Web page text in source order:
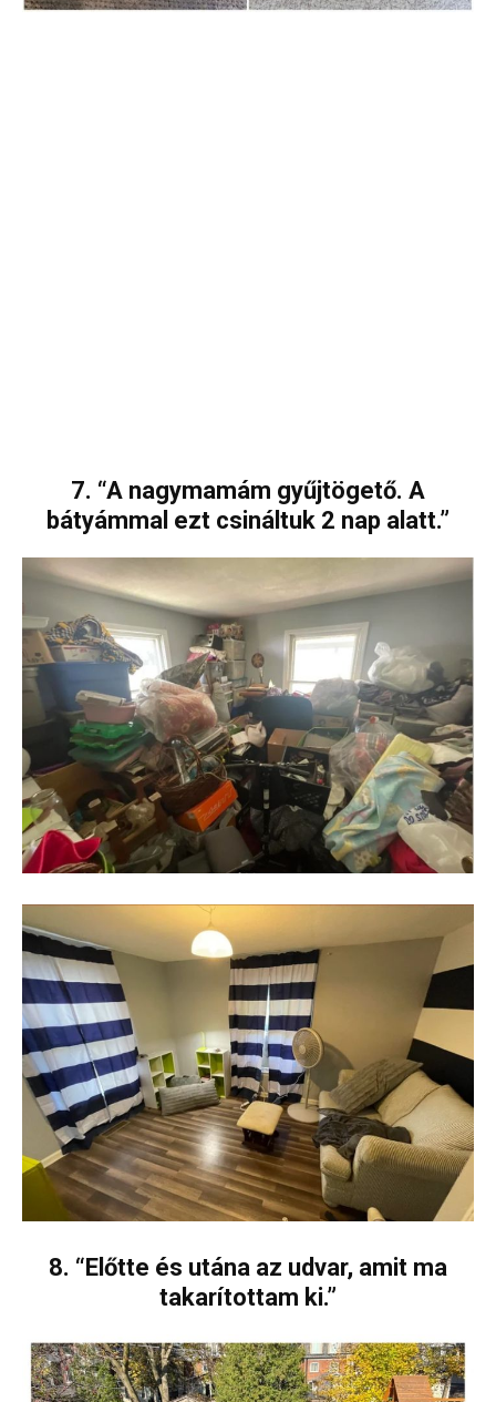
7. “A nagymamám gyűjtögető. A
bátyámmal ezt csináltuk 2 nap alatt.”
8. “Előtte és utána az udvar, amit ma
takarítottam ki.”